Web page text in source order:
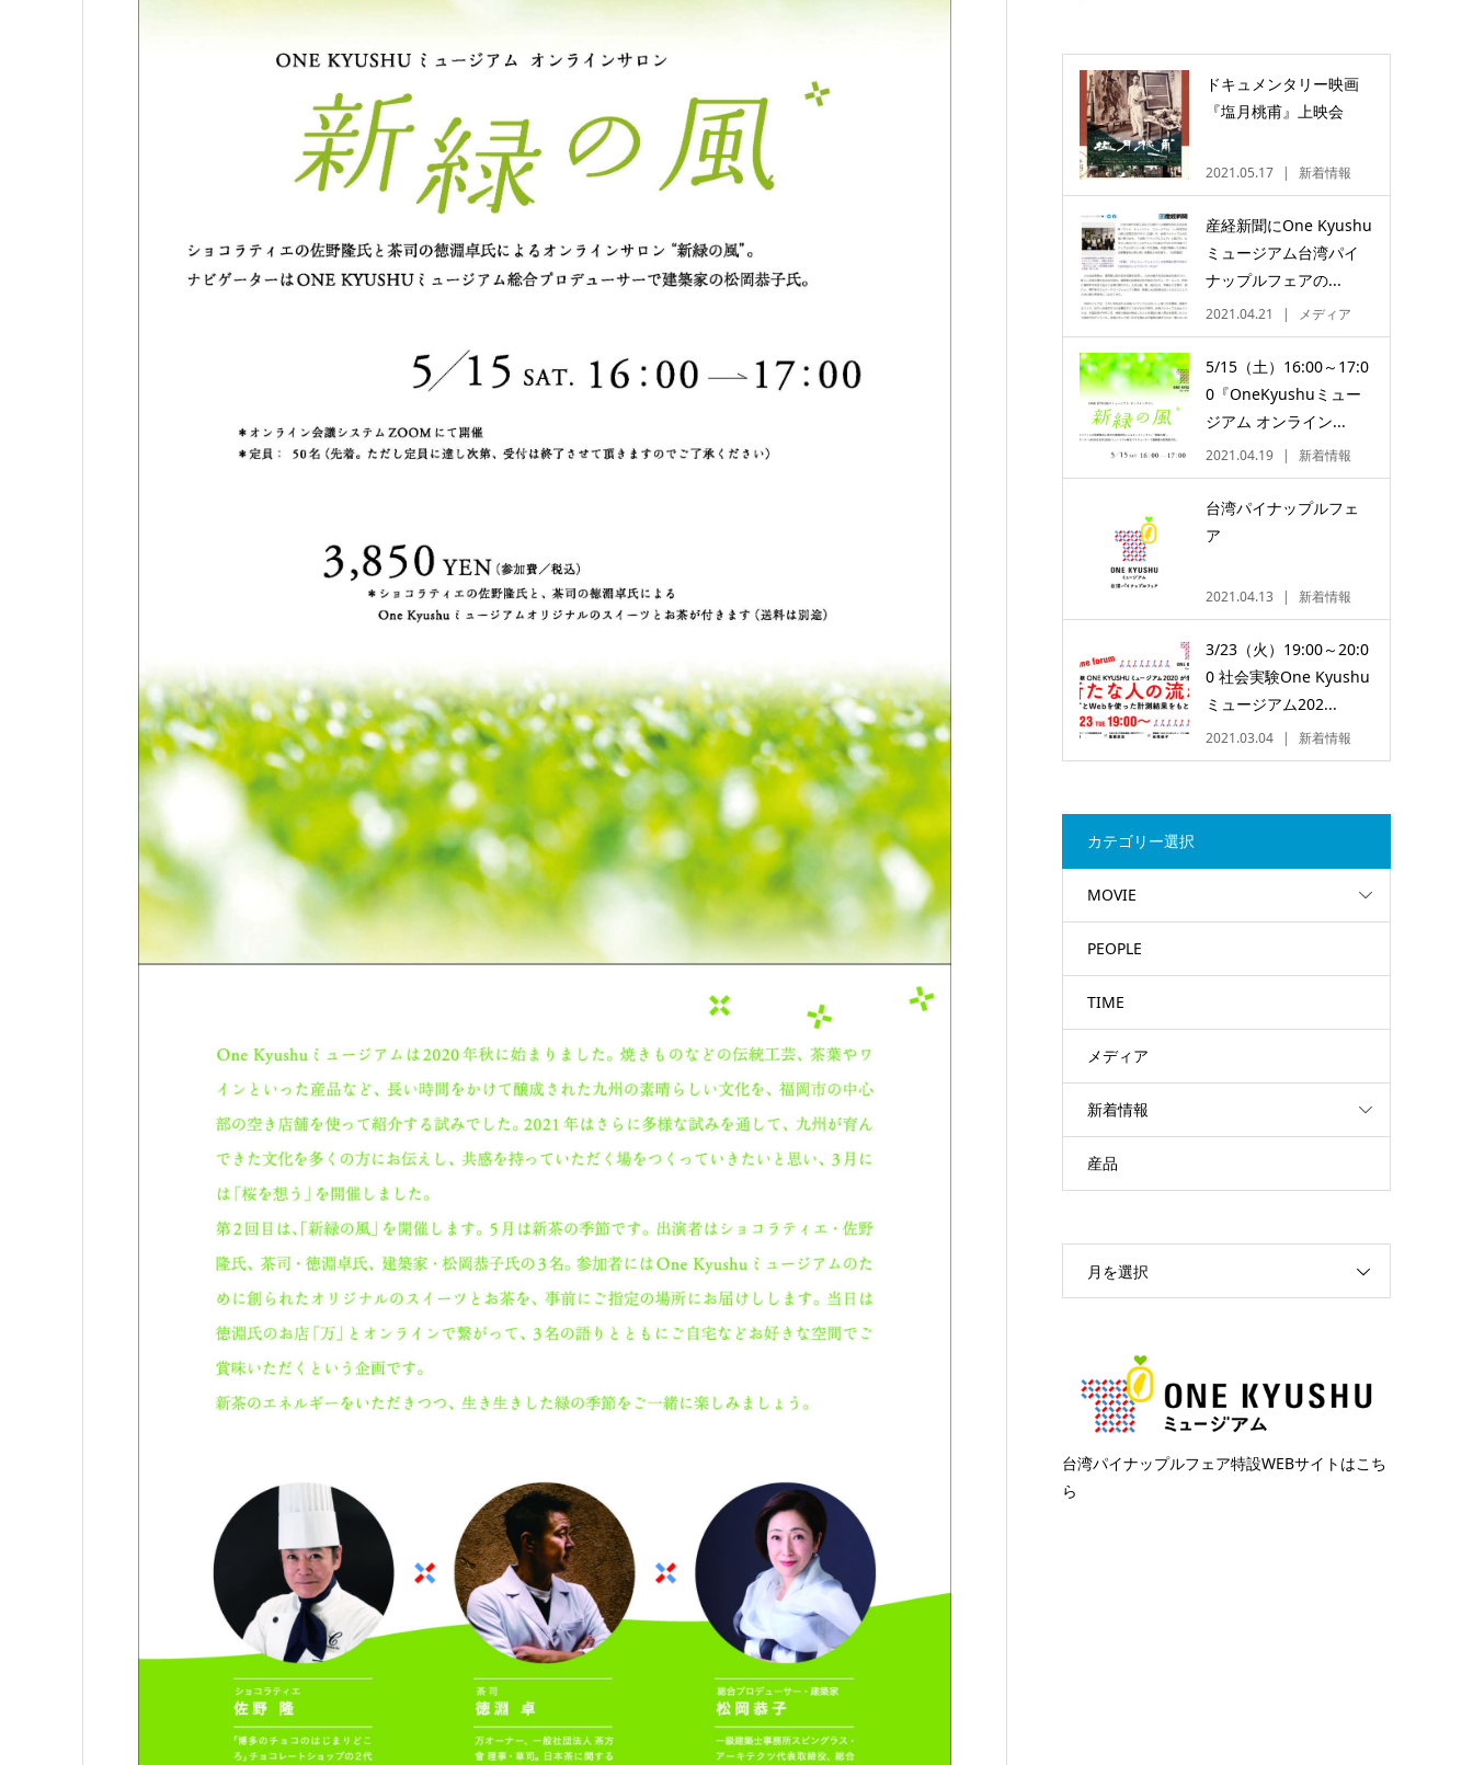
ドキュメンタリー映画
『塩月桃甫』上映会
2021.05.17 新着情報
産経新聞にOne Kyushu
ミュージアム台湾パイ
ナップルフェアの...
2021.04.21 メディア
5/15（土）16:00～17:0
0『OneKyushuミュー
ジアム オンライン...
2021.04.19 新着情報
台湾パイナップルフェ
ア
2021.04.13 新着情報
3/23（火）19:00～20:0
0 社会実験One Kyushu
ミュージアム202...
2021.03.04 新着情報
カテゴリー選択
MOVIE
PEOPLE
TIME
メディア
新着情報
産品
月を選択
台湾パイナップルフェア特設WEBサイトはこち
ら